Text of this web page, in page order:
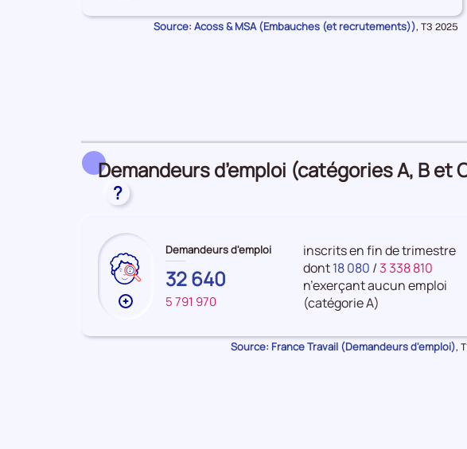
données
Source: Acoss & MSA (Embauches (et recrutements)), Données
T3 2025
Demandeurs d’emploi (catégories A, B
?
Plus
données
Demandeurs d'emploi
EURE-
ET-
LOIR
32 640
FRANCE
5 791 970
inscrits en fin de trimestre
dont18 080 / 3 338 810
n’exerçant aucun emploi
(catégorie A)
Source: France Travail (Demandeurs d'emploi),